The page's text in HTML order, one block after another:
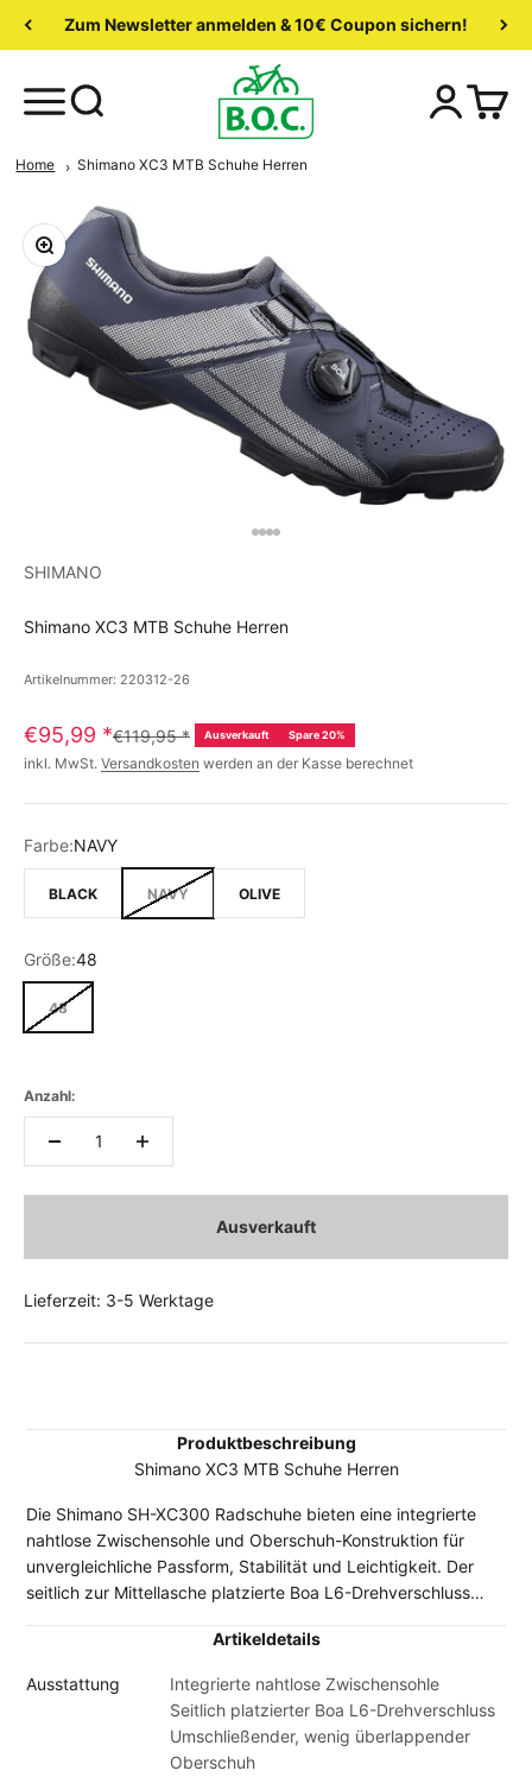
Zum Newsletter anmelden & 10€ Coupon sichern!
Home Shimano XC3 MTB Schuhe Herren
SHIMANO
Shimano XC3 MTB Schuhe Herren
Artikelnummer: 220312-26
€95,99 *€119,95* Ausverkauft Spare 20%
inkl. MwSt. Versandkosten werden an der Kasse berechnet
Farbe:NAVY
BLACK NAVY OLIVE
Größe:48
48
Anzahl:
Ausverkauft
Lieferzeit: 3-5 Werktage
Produktbeschreibung
Shimano XC3 MTB Schuhe Herren
Die Shimano SH-XC300 Radschuhe bieten eine integrierte
nahtlose Zwischensohle und Oberschuh-Konstruktion für
unvergleichliche Passform, Stabilität und Leichtigkeit. Der
seitlich zur Mittellasche platzierte Boa L6-Drehverschluss
Zusätzlich stabilisiert eine flache Mittelsohle den Fuß und
Artikeldetails
Ausstattung
Integrierte nahtlose Zwischensohle
Seitlich platzierter Boa L6-Drehverschluss
Umschließender, wenig überlappender
Oberschuh